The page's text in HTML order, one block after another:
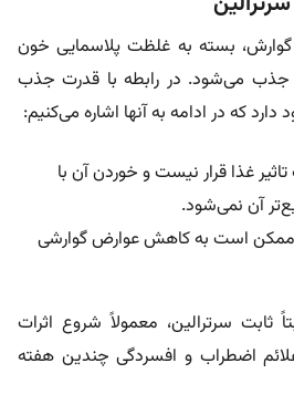
گوارش، بسته به غلظت پلاسمایی خون
۴ تا ۶ ساعت جذب می‌شود. در رابطه با قدرت جذب
که در ادامه به آنها اشاره می‌کنیم:
غذا قرار نیست و خوردن آن با
آن نمی‌شود.
ممکن است به کاهش عوارض گوارشی
سرترالین، معمولاً شروع اثرات
اضطراب و افسردگی چندین هفته